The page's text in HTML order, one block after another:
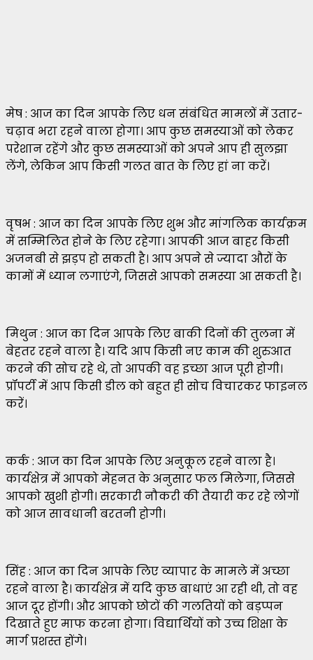
मेष : आज का दिन आपके लिए धन संबंधित मामलों में उतार-
चढ़ाव भरा रहने वाला होगा। आप कुछ समस्याओं को लेकर
परेशान रहेंगे और कुछ समस्याओं को अपने आप ही सुलझा
लेंगे, लेकिन आप किसी गलत बात के लिए हां ना करें।
वृषभ : आज का दिन आपके लिए शुभ और मांगलिक कार्यक्रम
में सम्मिलित होने के लिए रहेगा। आपकी आज बाहर किसी
अजनबी से झड़प हो सकती है। आप अपने से ज्यादा औरों के
कामों में ध्यान लगाएंगे, जिससे आपको समस्या आ सकती है।
मिथुन : आज का दिन आपके लिए बाकी दिनों की तुलना में
बेहतर रहने वाला है। यदि आप किसी नए काम की शुरुआत
करने की सोच रहे थे, तो आपकी वह इच्छा आज पूरी होगी।
प्रॉपर्टी में आप किसी डील को बहुत ही सोच विचारकर फाइनल
करें।
कर्क : आज का दिन आपके लिए अनुकूल रहने वाला है।
कार्यक्षेत्र में आपको मेहनत के अनुसार फल मिलेगा, जिससे
आपको खुशी होगी। सरकारी नौकरी की तैयारी कर रहे लोगों
को आज सावधानी बरतनी होगी।
सिंह : आज का दिन आपके लिए व्यापार के मामले में अच्छा
रहने वाला है। कार्यक्षेत्र में यदि कुछ बाधाएं आ रही थी, तो वह
आज दूर होंगी। और आपको छोटों की गलतियों को बड़प्पन
दिखाते हुए माफ करना होगा। विद्यार्थियों को उच्च शिक्षा के
मार्ग प्रशस्त होंगे।